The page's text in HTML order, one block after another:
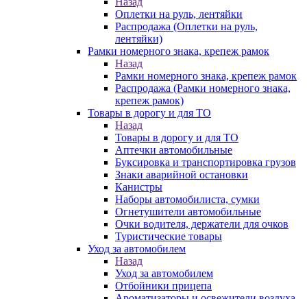
Оплетки на руль, лентяйки
Распродажа (Оплетки на руль,
лентяйки)
Рамки номерного знака, крепеж рамок
Назад
Рамки номерного знака, крепеж рамок
Распродажа (Рамки номерного знака,
крепеж рамок)
Товары в дорогу и для ТО
Назад
Товары в дорогу и для ТО
Аптечки автомобильные
Буксировка и транспортировка грузов
Знаки аварийной остановки
Канистры
Наборы автомобилиста, сумки
Огнетушители автомобильные
Очки водителя, держатели для очков
Туристические товары
Уход за автомобилем
Назад
Уход за автомобилем
Отбойники прицепа